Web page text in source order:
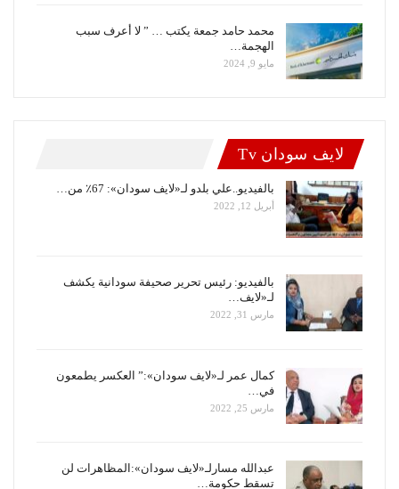
محمد حامد جمعة يكتب … ” لا أعرف سبب
الهجمة…
مايو 9, 2024
لايف سودان Tv
بالفيديو..علي بلدو لـ«لايف سودان»: 67٪ من…
أبريل 12, 2022
بالفيديو: رئيس تحرير صحيفة سودانية يكشف
لـ«لايف…
مارس 31, 2022
كمال عمر لـ«لايف سودان»:” العكسر يطمعون
في…
مارس 25, 2022
عبدالله مسارلـ«لايف سودان»:المظاهرات لن
تسقط حكومة…